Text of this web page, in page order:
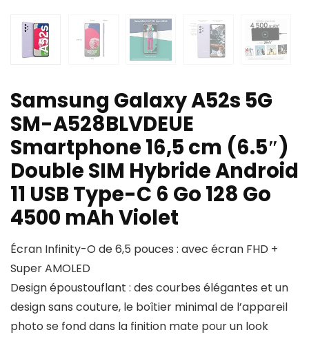
Samsung Galaxy A52s 5G
SM-A528BLVDEUE
Smartphone 16,5 cm (6.5″)
Double SIM Hybride Android
11 USB Type-C 6 Go 128 Go
4500 mAh Violet
Écran Infinity-O de 6,5 pouces : avec écran FHD +
Super AMOLED
Design époustouflant : des courbes élégantes et un
design sans couture, le boîtier minimal de l’appareil
photo se fond dans la finition mate pour un look